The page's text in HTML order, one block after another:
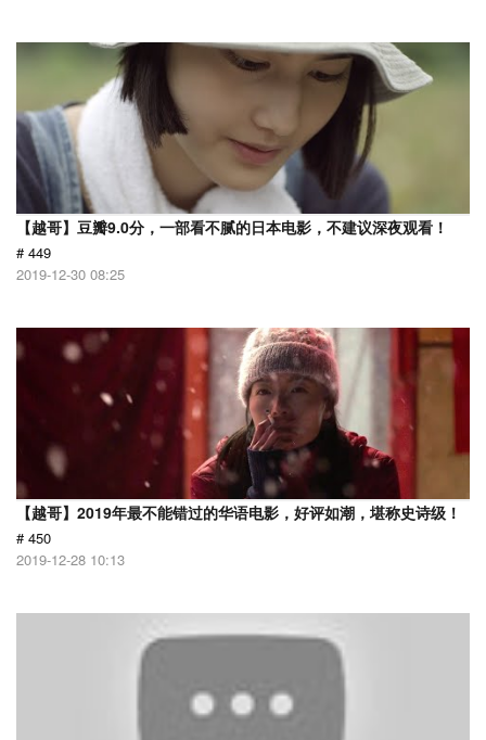
【越哥】豆瓣9.0分，一部看不腻的日本电影，不建议深夜观看！
# 449
2019-12-30 08:25
【越哥】2019年最不能错过的华语电影，好评如潮，堪称史诗级！
# 450
2019-12-28 10:13